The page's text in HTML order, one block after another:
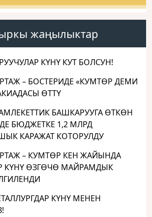
жаңылыктар
КҮНҮ КУТ БОЛСУН!
– БОСТЕРИДЕ «КУМТӨР ДЕМИ
ӨТТҮ
БАШКАРУУГА ӨТКӨН
БЮДЖЕТКЕ 1,2 МЛРД
КАРАЖАТ КОТОРУЛДУ
– КУМТӨР КЕН ЖАЙЫНДА
КҮНҮ ӨЗГӨЧӨ МАЙРАМДЫК
КҮНҮ МЕНЕН